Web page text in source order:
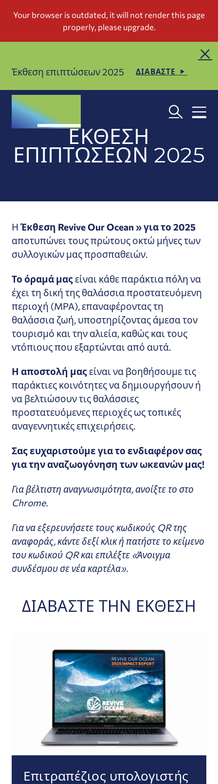
Έκθεση επιπτώσεων 2025 ΔΙΑΒΑΣΤΕ
ΈΚΘΕΣΗ
ΕΠΙΠΤΏΣΕΩΝ 2025
Η Έκθεση Revive Our Ocean » για το 2025
αποτυπώνει τους πρώτους οκτώ μήνες των
συλλογικών μας προσπαθειών.
Το όραμά μαςείναι κάθε παράκτια πόλη να
έχει τη δική της θαλάσσια προστατευόμενη
περιοχή (MPA), επαναφέροντας τη
θαλάσσια ζωή, υποστηρίζοντας άμεσα τον
τουρισμό και την αλιεία, καθώς και τους
ντόπιους που εξαρτώνται από αυτά.
Η αποστολή μαςείναι να βοηθήσουμε τις
παράκτιες κοινότητες να δημιουργήσουν ή
να βελτιώσουν τις θαλάσσιες
προστατευόμενες περιοχές ως τοπικές
αναγεννητικές επιχειρήσεις.
Σας ευχαριστούμε για το ενδιαφέρον σας
για την αναζωογόνηση των ωκεανών μας!
Για βέλτιστη αναγνωσιμότητα, ανοίξτε το στο
Chrome.
Για να εξερευνήσετε τους κωδικούς QR της
αναφοράς, κάντε δεξί κλικ ή πατήστε το κείμενο
του κωδικού QR και επιλέξτε «Άνοιγμα
συνδέσμου σε νέα καρτέλα».
ΔΙΑΒΆΣΤΕ ΤΗΝ ΈΚΘΕΣΗ
Επιτραπέζιος υπολογιστής